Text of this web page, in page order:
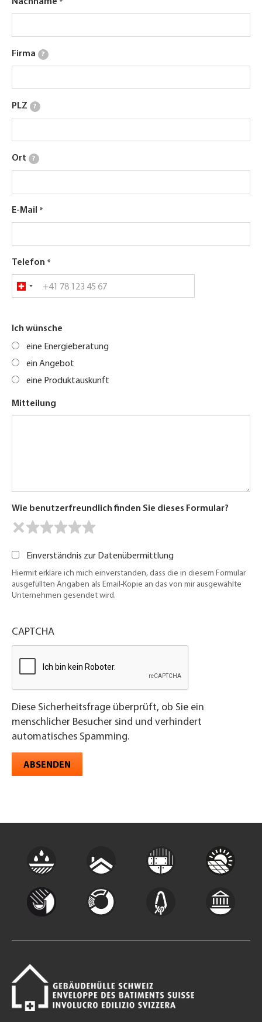
Nachname
Firma ?
PLZ ?
Ort ?
E-Mail
Telefon
Ich wünsche
eine Energieberatung
ein Angebot
eine Produktauskunft
Mitteilung
Wie benutzerfreundlich finden Sie dieses Formular?
Einverständnis zur Datenübermittlung
Hiermit erkläre ich mich einverstanden, dass die in diesem Formular
ausgefüllten Angaben als Email-Kopie an das von mir ausgewählte
Unternehmen gesendet wird.
CAPTCHA
Diese Sicherheitsfrage überprüft, ob Sie ein
menschlicher Besucher sind und verhindert
automatisches Spamming.
ABSENDEN